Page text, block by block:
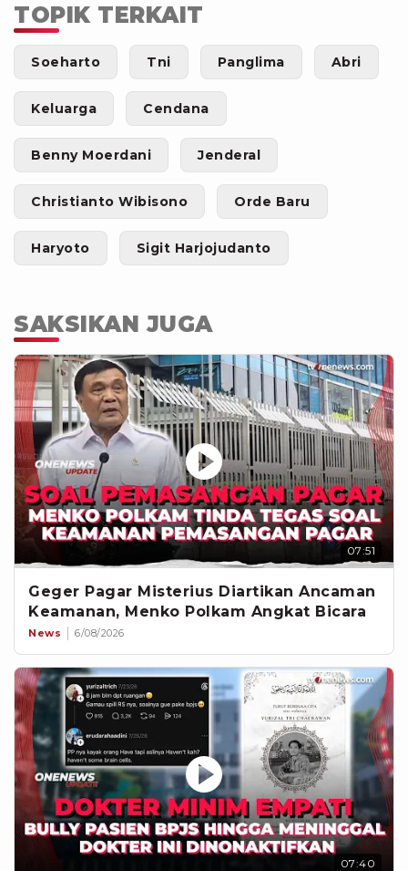
TOPIK TERKAIT
Soeharto Tni Panglima Abri
Keluarga Cendana
Benny Moerdani Jenderal
Christianto Wibisono Orde Baru
Haryoto Sigit Harjojudanto
SAKSIKAN JUGA
07:51
Geger Pagar Misterius Diartikan Ancaman
Keamanan, Menko Polkam Angkat Bicara
News 6/08/2026
07:40